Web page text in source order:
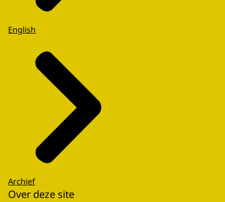
English
Archief
Over deze site